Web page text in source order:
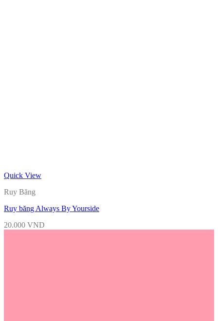
Quick View
Ruy Băng
Ruy băng Always By Yourside
20.000 VND